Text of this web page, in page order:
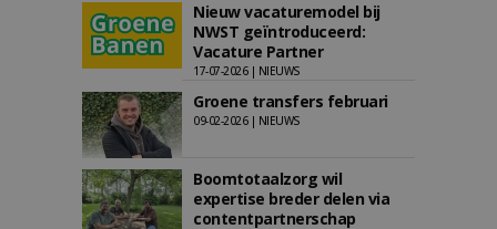
Nieuw vacaturemodel bij
NWST geïntroduceerd:
Vacature Partner
17-07-2026 | NIEUWS
Groene transfers februari
09-02-2026 | NIEUWS
Boomtotaalzorg wil
expertise breder delen via
contentpartnerschap